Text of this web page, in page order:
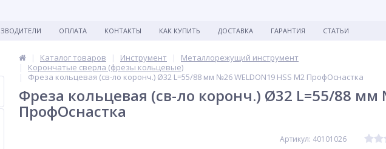
ОПЛАТА КОНТАКТЫ КАК КУПИТЬ ДОСТАВКА ГАРАНТИЯ СТАТЬИ
Каталог товаров Инструмент
Металлорежущий инструмент
Корончатые сверла (фрезы кольцевые)
Фреза кольцевая (св-ло коронч.) Ø32 L=55/88 мм №26 WELDON19 HSS M2 ПрофОснастка
Фреза кольцевая (св-ло коронч.) Ø32 L=55/88 мм
ПрофОснастка
Артикул: 40101026